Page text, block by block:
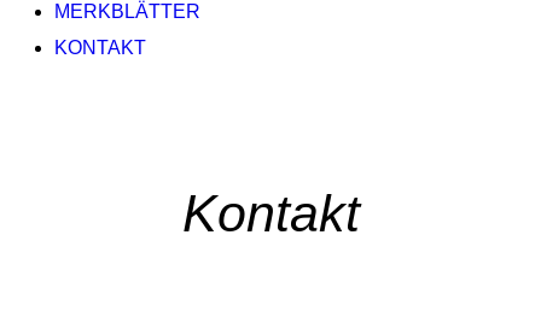
MERKBLÄTTER
KONTAKT
Kontakt